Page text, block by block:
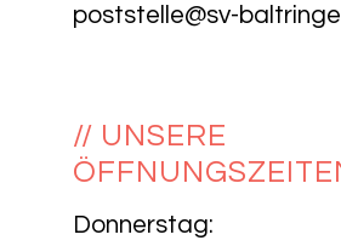
poststelle@sv-
// UNSERE
Donnerstag: